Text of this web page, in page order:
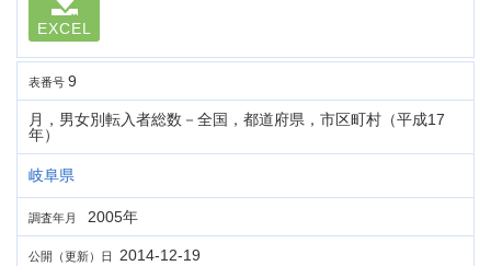
EXCEL
表番号 9
月，男女別転入者総数－全国，都道府県，市区町村（平成17
年）
岐阜県
調査年月 2005年
公開（更新）日 2014-12-19